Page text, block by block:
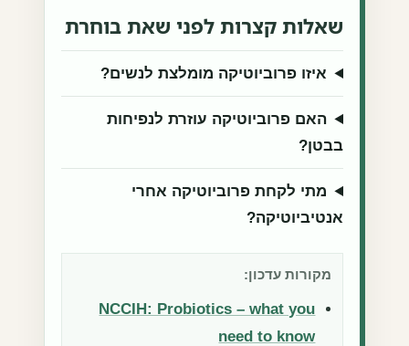
שאלות קצרות לפני שאת בוחרת
איזו פרוביוטיקה מומלצת לנשים?
האם פרוביוטיקה עוזרת לנפיחות
בבטן?
מתי לקחת פרוביוטיקה אחרי
אנטיביוטיקה?
מקורות עדכון:
NCCIH: Probiotics – what you
need to know